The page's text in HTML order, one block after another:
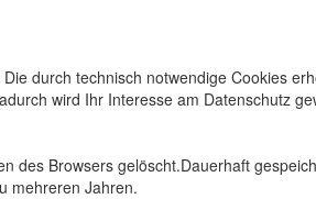
durch technisch notwendige Cookies
wird Ihr Interesse am Datenschutz
des Browsers gelöscht.Dauerhaft
mehreren Jahren.